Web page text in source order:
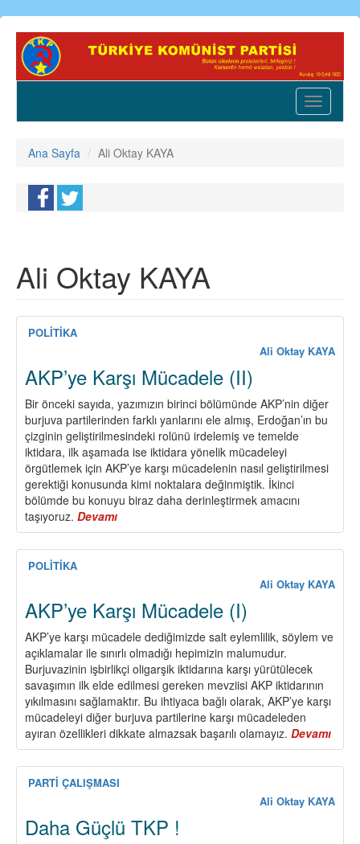
Ana
içeriğe
Toggle
Ana Sayfa Ali Oktay KAYA
Ali Oktay KAYA
POLİTİKA
Ali Oktay KAYA
AKP’ye Karşı Mücadele (II)
Bir önceki sayıda, yazımızın birinci bölümünde AKP’nin diğer
burjuva partilerinden farklı yanlarını ele almış, Erdoğan’ın bu
çizginin geliştirilmesindeki rolünü irdelemiş ve temelde
iktidara, ilk aşamada ise iktidara yönelik mücadeleyi
örgütlemek için AKP’ye karşı mücadelenin nasıl geliştirilmesi
gerektiği konusunda kimi noktalara değinmiştik. İkinci
bölümde bu konuyu biraz daha derinleştirmek amacını
taşıyoruz. Devamı
AKP’ye
Karşı
POLİTİKA
Ali Oktay KAYA
AKP’ye Karşı Mücadele (I)
AKP’ye karşı mücadele dediğimizde salt eylemlilik, söylem ve
açıklamalar ile sınırlı olmadığı hepimizin malumudur.
Burjuvazinin işbirlikçi oligarşik iktidarına karşı yürütülecek
savaşımın ilk elde edilmesi gereken mevziisi AKP iktidarının
yıkılmasını sağlamaktır. Bu ihtiyaca bağlı olarak, AKP’ye karşı
mücadeleyi diğer burjuva partilerine karşı mücadeleden
ayıran özellikleri dikkate almazsak başarılı olamayız. Devamı
Karşı
(I)
PARTİ ÇALIŞMASI
Ali Oktay KAYA
Daha Güçlü TKP !